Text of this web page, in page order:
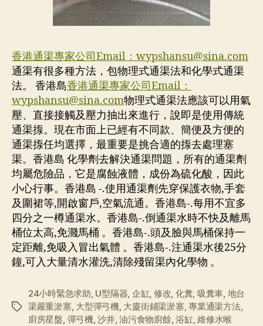
香港通渠專家公司Email： wypshansu@sina.com
通渠有很多種方法，包物理式通渠法和化學式通渠
法。 香港島香港通渠專家公司Email：
wypshansu@sina.com物理式通渠法應該可以用氣
壓、直接接觸及壓力抽出來進行，說即是使用傳統
通渠揼。現在市面上已經有不同款、簡便及方便的
通渠揼任均選擇，最重要是挑合適的揼去處理塞
渠。香港島 化學劑去解決通渠問題，所有的通渠劑
均屬危險品，它是腐蝕液體，成份為硫化酸，因此
小心行事。香港島 -.使用通渠劑先穿保護衣物,手套
及圍裙等,開啟窗戶,空氣流通。香港島-.每用不宜多
四分之一樽通渠水。香港島-.倒通渠水時不快及離馬
桶位太高,免濺馬桶 。香港島-.頭及臉與馬桶保持一
定距離,免吸入冒出氣體 。香港島-.注通渠水後25分
鐘,可入大量清水灌洗,清除殘留渠內化學物 。
标
24小時緊急求助, U型隔器, 企缸, 修改, 化糞, 吸糞車, 地台
渠嚴重淤塞, 大型彈弓機, 大廈街鋪渠淤塞,專業通渠方法,
廚房星盤, 彈弓機,沙井,油污食物廚餘,浴缸,維修水喉